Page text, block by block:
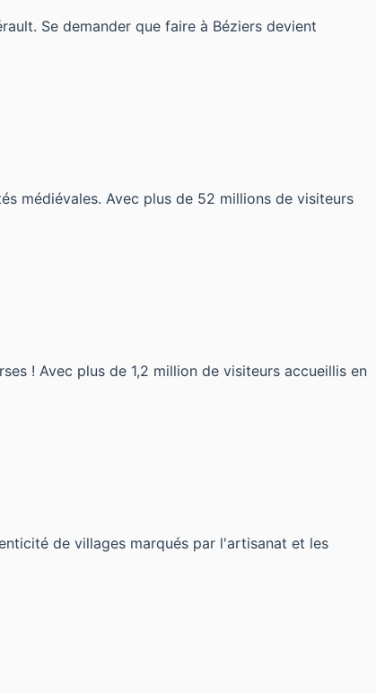
Se demander que faire à Béziers devient
médiévales. Avec plus de 52 millions de visiteurs
! Avec plus de 1,2 million de visiteurs accueillis en
de villages marqués par l'artisanat et les